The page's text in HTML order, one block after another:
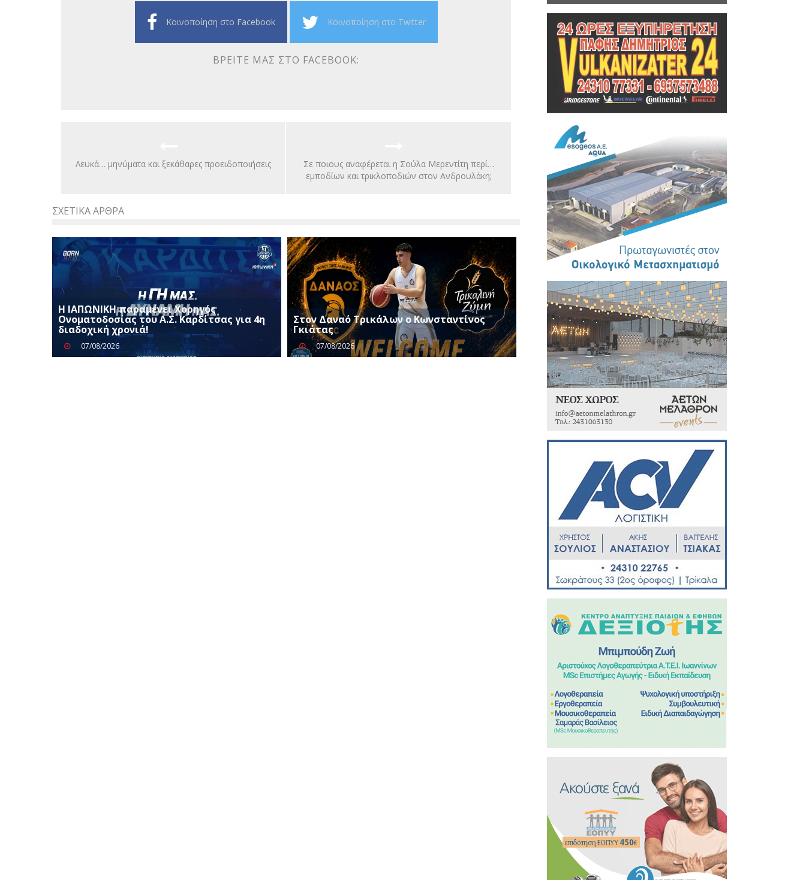
Κοινοποίηση στο Facebook Κοινοποίηση στο Twitter
ΒΡΕΊΤΕ ΜΑΣ ΣΤΟ FACEBOOK:
Λευκά… μηνύματα και ξεκάθαρες προειδοποιήσεις
Σε ποιους αναφέρεται η Σούλα Μερεντίτη περί…
εμποδίων και τρικλοποδιών στον Ανδρουλάκη;
ΣΧΕΤΙΚΆ ΆΡΘΡΑ
Η ΙΑΠΩΝΙΚΗ παραμένει Χορηγός
Ονοματοδοσίας του Α.Σ. Καρδίτσας για 4η
διαδοχική χρονιά!
07/08/2026
Στον Δαναό Τρικάλων ο Κωνσταντίνος
Γκιάτας
07/08/2026